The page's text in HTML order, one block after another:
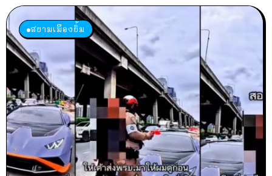
สยามเมืองยิ้ม